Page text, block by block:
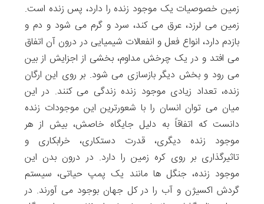
زمین خصوصیات یک موجود زنده را دارد، پس زنده است.
زمین می لرزد، عرق می کند، سرد و گرم می شود و دم و
بازدم دارد، انواع فعل و انفعالات شیمیایی در درون آن اتفاق
می افتد و در یک چرخش مداوم، بخشی از اجزایش از بین
می رود و بخش دیگر بازسازی می شود. بر روی این ارگان
زنده، تعداد زیادی موجود زنده زندگی می کنند. در این
میان می توان انسان را با شعورترین این موجودات زنده
دانست که اتفاقاً به دلیل جایگاه خاصش، بیش از هر
موجود زنده دیگری، قدرت دستکاری، خرابکاری و
تاثیرگذاری بر روی کره زمین را دارد. در درون بدن این
موجود زنده، جنگل ها مانند یک پمپ حیاتی، سیستم
گردش اکسیژن و آب را در کل جهان بوجود می آورند. در